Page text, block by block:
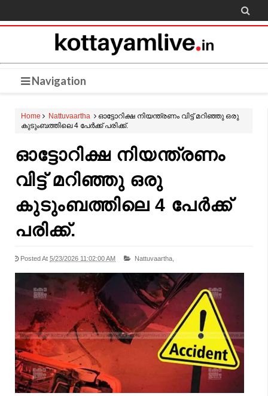

Navigation
Home Nattuvaartha
ഓട്ടോറിക്ഷ നിയന്ത്രണം വിട്ട് മറിഞ്ഞു ഒരു
കുടുംബത്തിലെ 4 പേർക്ക് പരിക്ക്.
ഓട്ടോറിക്ഷ നിയന്ത്രണം
വിട്ട് മറിഞ്ഞു ഒരു
കുടുംബത്തിലെ 4 പേർക്ക്
പരിക്ക്.
Posted At 5/23/2026 11:02:00 AM Nattuvaartha,